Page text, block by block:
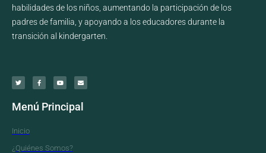
habilidades de los niños, aumentando la participación de los
padres de familia, y apoyando a los educadores durante la
transición al kindergarten.
Menú Principal
Inicio
¿Quiénes Somos?